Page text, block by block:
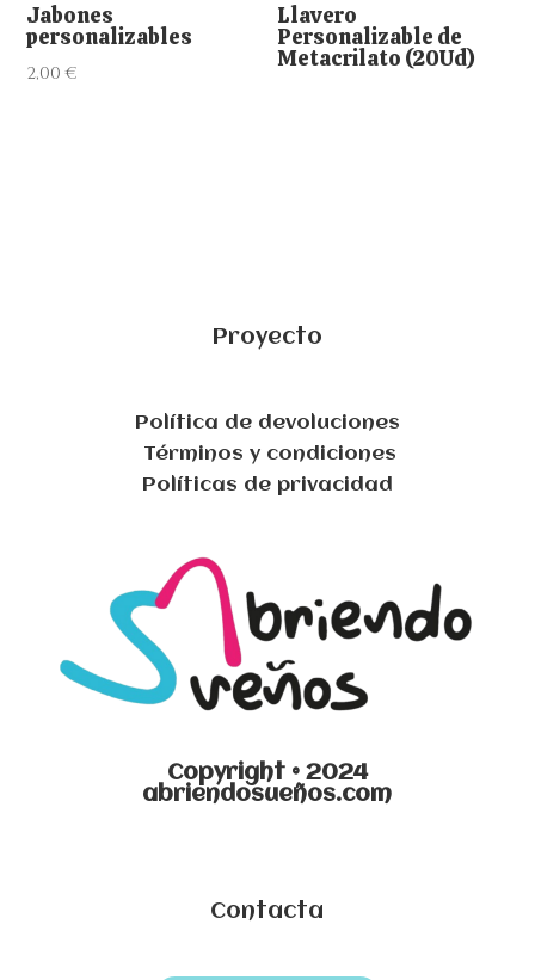
Jabones
personalizables
2,00€
Llavero
Personalizable de
Metacrilato (20Ud)
Proyecto
Política de devoluciones
Términos y condiciones
Políticas de privacidad
Copyright © 2024
abriendosueños.com
Contacta